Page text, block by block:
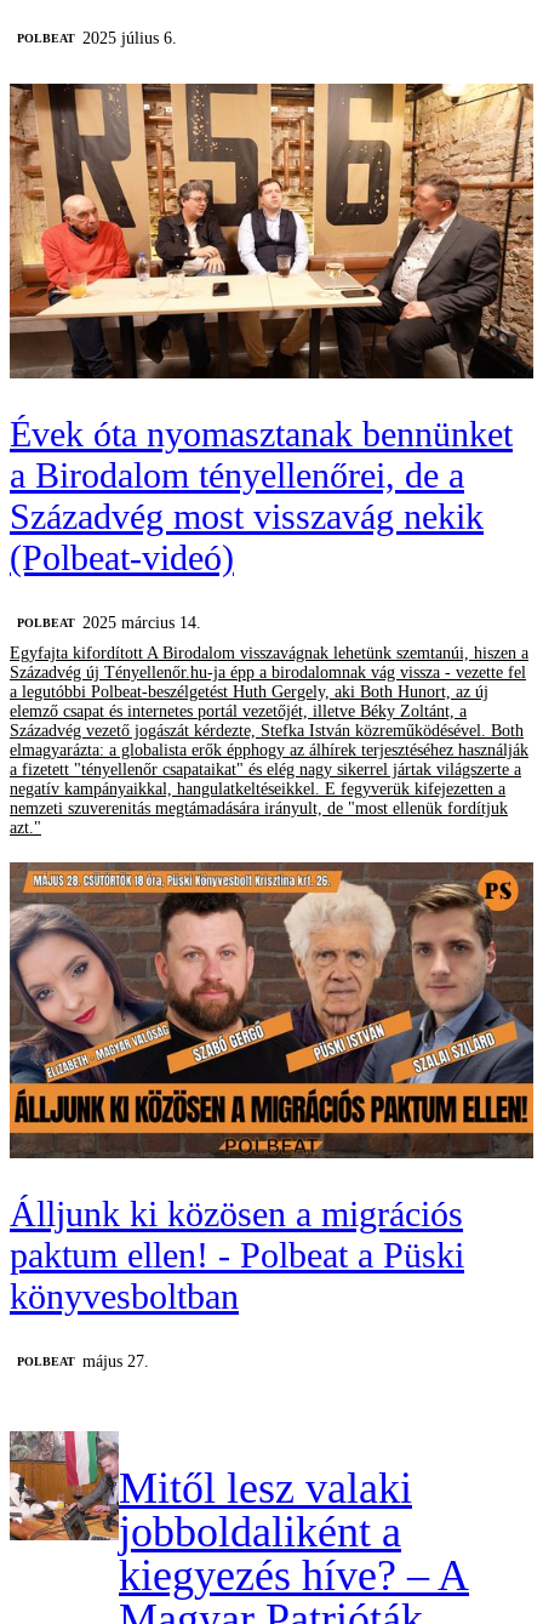
‎POLBEAT 2025 július 6.
Évek óta nyomasztanak bennünket
a Birodalom tényellenőrei, de a
Századvég most visszavág nekik
(Polbeat-videó)
‎POLBEAT 2025 március 14.
Egyfajta kifordított A Birodalom visszavágnak lehetünk szemtanúi, hiszen a
Századvég új Tényellenőr.hu-ja épp a birodalomnak vág vissza - vezette fel
a legutóbbi Polbeat-beszélgetést Huth Gergely, aki Both Hunort, az új
elemző csapat és internetes portál vezetőjét, illetve Béky Zoltánt, a
Századvég vezető jogászát kérdezte, Stefka István közreműködésével. Both
elmagyarázta: a globalista erők épphogy az álhírek terjesztéséhez használják
a fizetett "tényellenőr csapataikat" és elég nagy sikerrel jártak világszerte a
negatív kampányaikkal, hangulatkeltéseikkel. E fegyverük kifejezetten a
nemzeti szuverenitás megtámadására irányult, de "most ellenük fordítjuk
azt."
Álljunk ki közösen a migrációs
paktum ellen! - Polbeat a Püski
könyvesboltban
‎POLBEAT május 27.
Mitől lesz valaki
jobboldaliként a
kiegyezés híve? – A